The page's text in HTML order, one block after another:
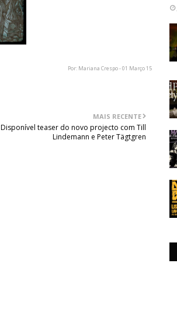
Por: Mariana Crespo - 01 Março 15
MAIS RECENTE
Disponível teaser do novo projecto com Till
Lindemann e Peter Tägtgren